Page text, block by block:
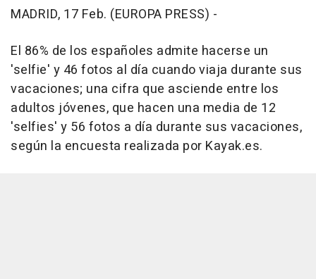
MADRID, 17 Feb. (EUROPA PRESS) -
El 86% de los españoles admite hacerse un
'selfie' y 46 fotos al día cuando viaja durante sus
vacaciones; una cifra que asciende entre los
adultos jóvenes, que hacen una media de 12
'selfies' y 56 fotos a día durante sus vacaciones,
según la encuesta realizada por Kayak.es.